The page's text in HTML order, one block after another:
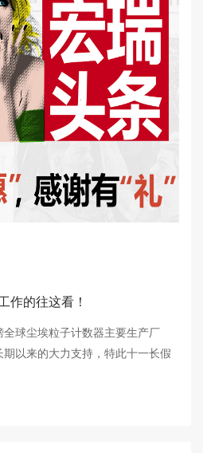
作的往这看！
球尘埃粒子计数器主要生产厂
以来的大力支持，特此十一长假